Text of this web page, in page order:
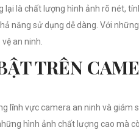
là chất lượng hình ảnh rõ nét,
năng sử dụng dễ dàng. Với
an ninh.
TRÊN
lĩnh vực camera an ninh và giám
hình ảnh chất lượng cao mà